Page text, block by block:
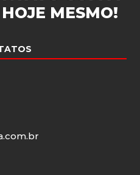
HOJE MESMO!